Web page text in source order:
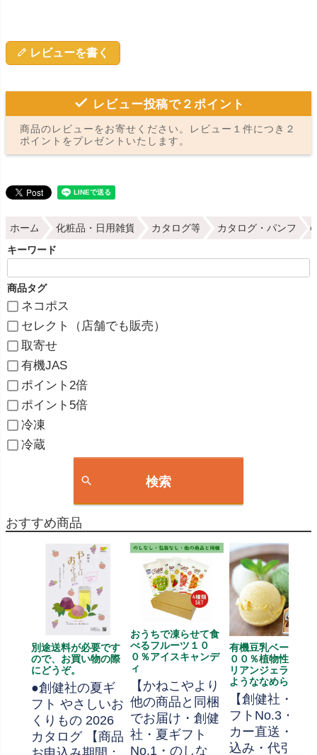
レビューを書く
レビュー投稿で２ポイント
商品のレビューをお寄せください。レビュー１件につき２
ポイントをプレゼントいたします。
ホーム 化粧品・日用雑貨 カタログ等 カタログ・パンフ
キーワード
商品タグ
ネコポス
セレクト（店舗でも販売）
取寄せ
有機JAS
ポイント2倍
ポイント5倍
冷凍
冷蔵
検索
おすすめ商品
別途送料が必要です
ので、お買い物の際
にどうぞ。
●創健社の夏ギ
フト やさしいお
くりもの 2026
カタログ 【商品
おうちで凍らせて食
べるフルーツ１０
０％アイスキャンデ
ィ
【かねこやより
他の商品と同梱
でお届け・創健
社・夏ギフト
No.1・のしな
有機豆乳ベース、
００％植物性、イ
リアンジェラート
ようななめらかさ
【創健社・夏
フトNo.3・メ
カー直送・送
込み・代引不